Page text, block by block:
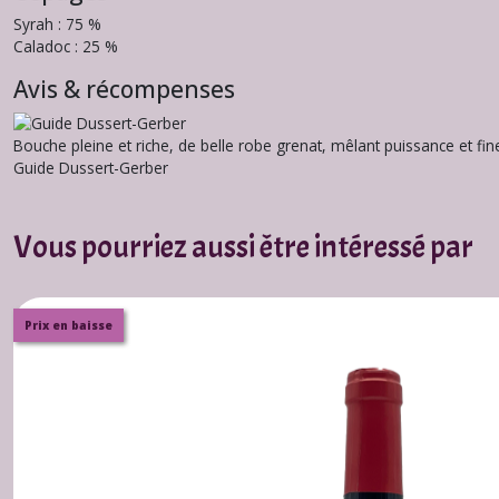
Syrah : 75 %
Caladoc : 25 %
Avis & récompenses
Bouche pleine et riche, de belle robe grenat, mêlant puissance et
Guide Dussert-Gerber
Vous pourriez aussi être intéressé par
Prix en baisse